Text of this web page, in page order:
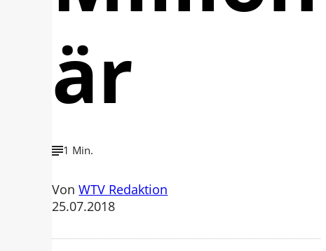
är
1 Min.
VonWTV Redaktion
25.07.2018